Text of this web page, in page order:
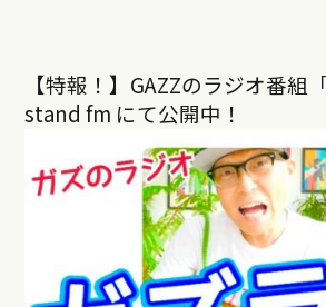
【特報！】GAZZのラジオ番組
stand fm にて公開中！